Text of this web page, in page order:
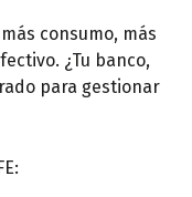
consumo, más
¿Tu banco,
para gestionar